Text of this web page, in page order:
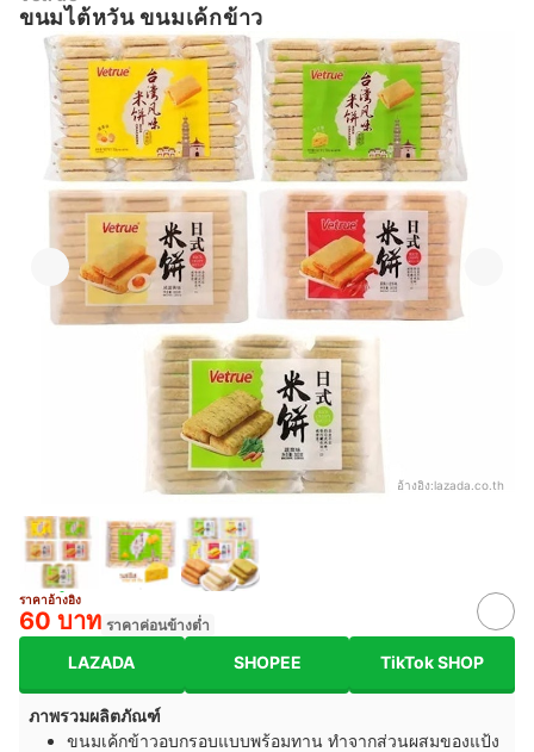
ขนมไต้หวัน ขนมเค้กข้าว
อ้างอิง:lazada.co.th
ราคาอ้างอิง
60 บาท ราคาค่อนข้างต่ำ
LAZADA SHOPEE TikTok SHOP
ภาพรวมผลิตภัณฑ์
ขนมเค้กข้าวอบกรอบแบบพร้อมทาน ทำจากส่วนผสมของแป้ง